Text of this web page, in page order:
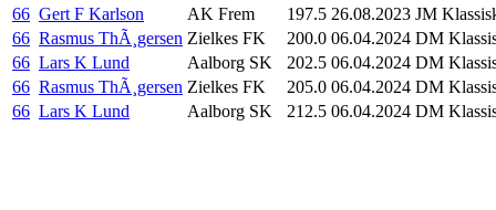
66 Gert F Karlson AK Frem 197.5 26.08.2023 JM
66 Rasmus ThÃ¸gersen Zielkes FK 200.0 06.04.2024 DM
66 Lars K Lund Aalborg SK 202.5 06.04.2024 DM
66 Rasmus ThÃ¸gersen Zielkes FK 205.0 06.04.2024 DM
66 Lars K Lund Aalborg SK 212.5 06.04.2024 DM